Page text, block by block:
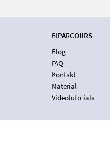
BIPARCOURS
Blog
FAQ
Kontakt
Material
Videotutorials